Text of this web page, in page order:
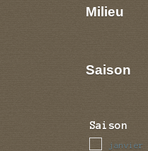
Milieu
Saison
Saison
janvier